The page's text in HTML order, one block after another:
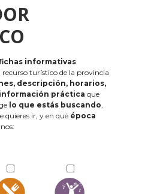
informativas
recurso turístico de la provincia
descripción, horarios,
práctica que
lo que estás buscando,
quieres ir, y en qué época